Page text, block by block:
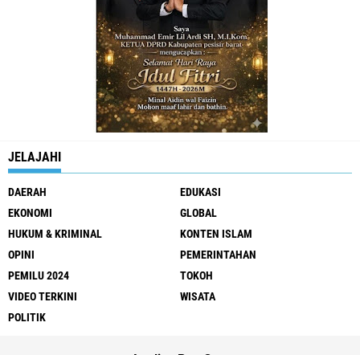
JELAJAHI
DAERAH
EDUKASI
EKONOMI
GLOBAL
HUKUM & KRIMINAL
KONTEN ISLAM
OPINI
PEMERINTAHAN
PEMILU 2024
TOKOH
VIDEO TERKINI
WISATA
POLITIK